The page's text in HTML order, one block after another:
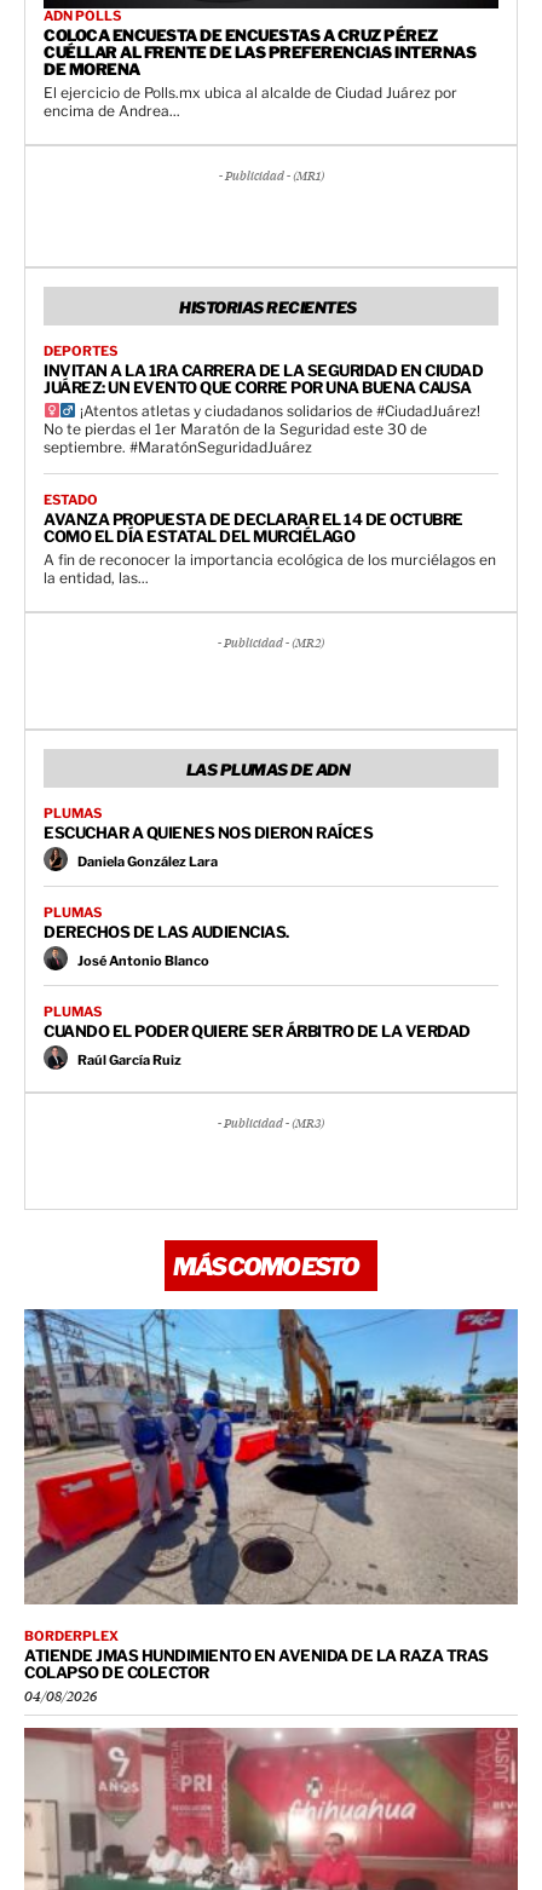
ADN POLLS
COLOCA ENCUESTA DE ENCUESTAS A CRUZ PÉREZ
CUÉLLAR AL FRENTE DE LAS PREFERENCIAS INTERNAS
DE MORENA
El ejercicio de Polls.mx ubica al alcalde de Ciudad Juárez por
encima de Andrea...
- Publicidad - (MR1)
HISTORIAS RECIENTES
DEPORTES
INVITAN A LA 1RA CARRERA DE LA SEGURIDAD EN CIUDAD
JUÁREZ: UN EVENTO QUE CORRE POR UNA BUENA CAUSA
¡Atentos atletas y ciudadanos solidarios de #CiudadJuárez!
No te pierdas el 1er Maratón de la Seguridad este 30 de
septiembre. #MaratónSeguridadJuárez
ESTADO
AVANZA PROPUESTA DE DECLARAR EL 14 DE OCTUBRE
COMO EL DÍA ESTATAL DEL MURCIÉLAGO
A fin de reconocer la importancia ecológica de los murciélagos en
la entidad, las...
- Publicidad - (MR2)
LAS PLUMAS DE ADN
PLUMAS
ESCUCHAR A QUIENES NOS DIERON RAÍCES
Daniela González Lara
PLUMAS
DERECHOS DE LAS AUDIENCIAS.
José Antonio Blanco
PLUMAS
CUANDO EL PODER QUIERE SER ÁRBITRO DE LA VERDAD
Raúl García Ruiz
- Publicidad - (MR3)
MÁS COMO ESTO
BORDERPLEX
ATIENDE JMAS HUNDIMIENTO EN AVENIDA DE LA RAZA TRAS
COLAPSO DE COLECTOR
04/08/2026